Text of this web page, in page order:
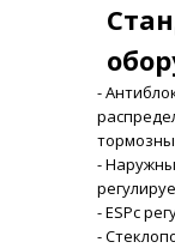
-
-
- ESPс
-